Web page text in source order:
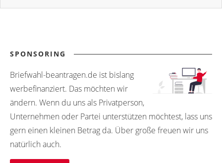
SPONSORING
Briefwahl-beantragen.de ist bislang
werbefinanziert. Das möchten wir
ändern. Wenn du uns als Privatperson,
Unternehmen oder Partei unterstützen möchtest, lass uns
gern einen kleinen Betrag da. Über große freuen wir uns
natürlich auch.